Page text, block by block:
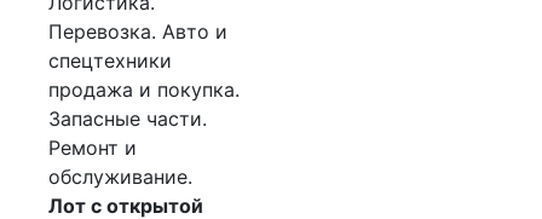
Перевозка. Авто и
спецтехники
продажа и покупка.
Запасные части.
Ремонт и
обслуживание.
Лот с открытой